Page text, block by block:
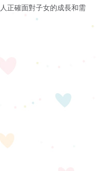
正確面對子女的成長和需